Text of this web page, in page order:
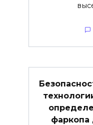
фаркопа